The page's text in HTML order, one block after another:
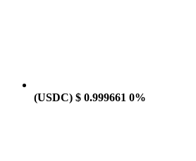
(USDC) $ 0.999661 0%